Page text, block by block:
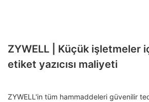
ZYWELL | Küçük işletmeler
etiket yazıcısı maliyeti
ZYWELL'in tüm hammaddeleri güvenilir